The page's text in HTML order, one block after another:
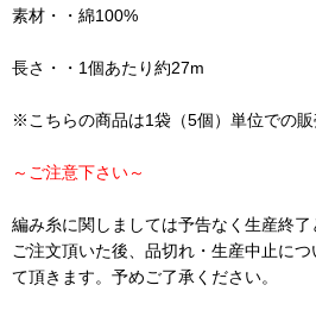
素材・・綿100%
長さ・・1個あたり約27m
※こちらの商品は1袋（5個）単位での販
～ご注意下さい～
編み糸に関しましては予告なく生産終了
ご注文頂いた後、品切れ・生産中止に
て頂きます。予めご了承ください。